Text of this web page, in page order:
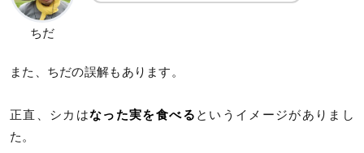
ちだ
また、ちだの誤解もあります。
正直、シカはなった実を食べる というイメージがありまし
た。